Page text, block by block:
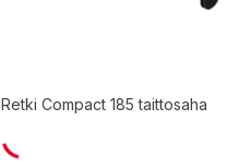
Retki Compact 185 taittosaha